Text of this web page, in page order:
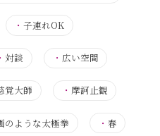
・子連れOK
・対談 ・ 広い空間
覚大師 ・ 摩訶止観
のような太極拳 ・ 春